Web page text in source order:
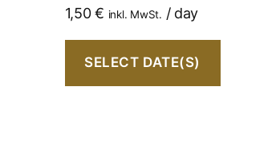
1,50€ inkl. MwSt. / day
SELECT DATE(S)